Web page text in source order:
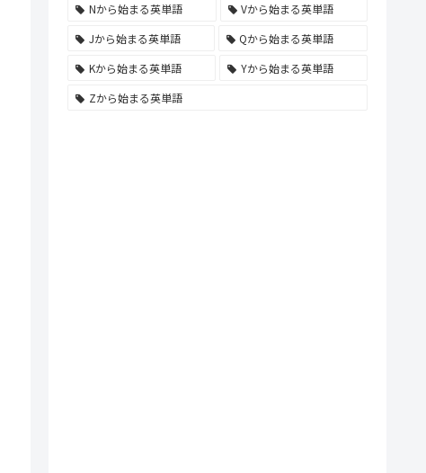
Nから始まる英単語
Vから始まる英単語
Jから始まる英単語
Qから始まる英単語
Kから始まる英単語
Yから始まる英単語
Zから始まる英単語